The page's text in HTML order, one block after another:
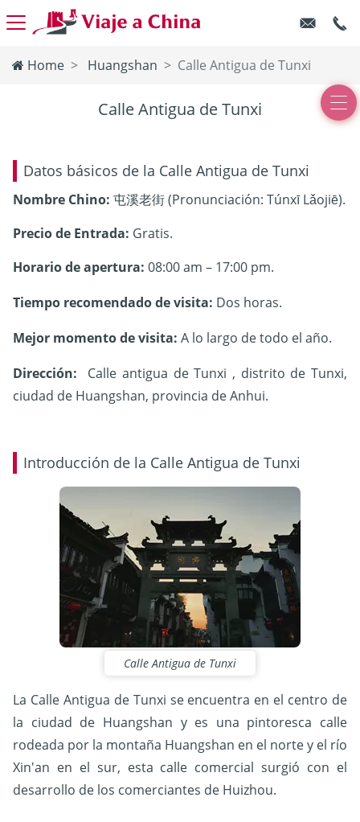
Home Huangshan Calle Antigua de Tunxi
Calle Antigua de Tunxi
Datos básicos de la Calle Antigua de Tunxi
Nombre Chino: 屯溪老街 (Pronunciación: Túnxī Lǎojiē).
Precio de Entrada: Gratis.
Horario de apertura: 08:00 am – 17:00 pm.
Tiempo recomendado de visita: Dos horas.
Mejor momento de visita: A lo largo de todo el año.
Dirección:
Calle antigua de Tunxi , distrito de Tunxi,
ciudad de Huangshan, provincia de Anhui.
Introducción de la Calle Antigua de Tunxi
Calle Antigua de Tunxi
La Calle Antigua de Tunxi se encuentra en el centro de
la ciudad de Huangshan y es una pintoresca calle
rodeada por la montaña Huangshan en el norte y el río
Xin'an en el sur, esta calle comercial surgió con el
desarrollo de los comerciantes de Huizhou.